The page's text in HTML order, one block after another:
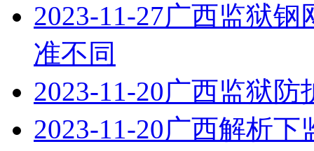
2023-11-27广西监狱钢
准不同
2023-11-20广西监狱防
2023-11-20广西解析下